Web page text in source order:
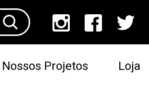
Nossos Projetos Loja